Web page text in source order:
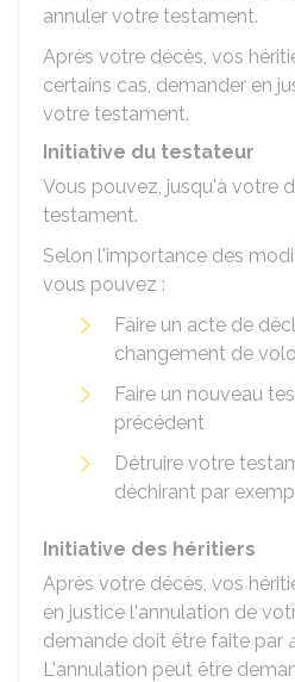
annuler votre testament.
Après votre décès, vos
certains cas, demander en
votre testament.
Initiative du testateur
Vous pouvez, jusqu'à votre
testament.
Selon l'importance des
vous pouvez :
Faire un acte de
changement de
Faire un nouveau
précédent
Détruire votre
déchirant par
Initiative des héritiers
Après votre décès, vos
en justice l'annulation de
demande doit être faite par
L'annulation peut être